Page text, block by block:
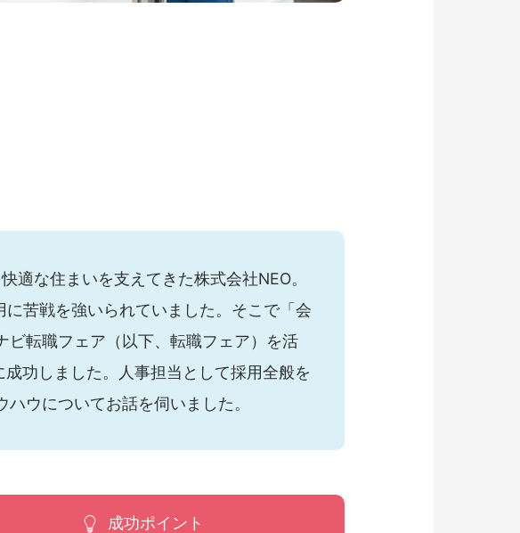
適な住まいを支えてきた株式会社NEO。
苦戦を強いられていました。そこで「会
転職フェア（以下、転職フェア）を活
功しました。人事担当として採用全般を
ウについてお話を伺いました。
成功ポイント